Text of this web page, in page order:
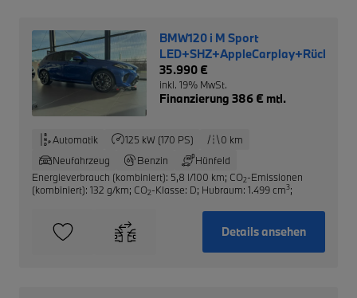
BMW120 i M Sport
35.990 €
inkl. 19% MwSt.
Finanzierung 386 € mtl.
Automatik 125 kW (170 PS)
0 km
Neufahrzeug
Benzin
Hünfeld
Energieverbrauch (kombiniert): 5,8 l/100 km; CO2-Emissionen
(kombiniert): 132 g/km; CO2-Klasse: D; Hubraum: 1.499 cm3;
Details ansehen